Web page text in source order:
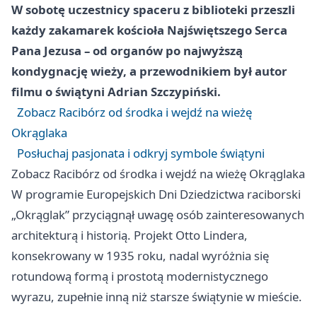
W sobotę uczestnicy spaceru z biblioteki przeszli
każdy zakamarek kościoła Najświętszego Serca
Pana Jezusa – od organów po najwyższą
kondygnację wieży, a przewodnikiem był autor
filmu o świątyni Adrian Szczypiński.
Zobacz Racibórz od środka i wejdź na wieżę
Okrąglaka
Posłuchaj pasjonata i odkryj symbole świątyni
Zobacz Racibórz od środka i wejdź na wieżę Okrąglaka
W programie Europejskich Dni Dziedzictwa raciborski
„Okrąglak” przyciągnął uwagę osób zainteresowanych
architekturą i historią. Projekt Otto Lindera,
konsekrowany w 1935 roku, nadal wyróżnia się
rotundową formą i prostotą modernistycznego
wyrazu, zupełnie inną niż starsze świątynie w mieście.